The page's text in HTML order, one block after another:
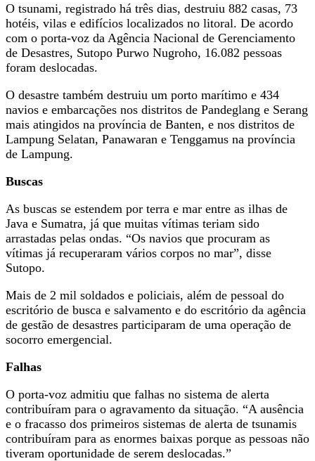
O tsunami, registrado há três dias, destruiu 882 casas, 73
hotéis, vilas e edifícios localizados no litoral. De acordo
com o porta-voz da Agência Nacional de Gerenciamento
de Desastres, Sutopo Purwo Nugroho, 16.082 pessoas
foram deslocadas.
O desastre também destruiu um porto marítimo e 434
navios e embarcações nos distritos de Pandeglang e Serang
mais atingidos na província de Banten, e nos distritos de
Lampung Selatan, Panawaran e Tenggamus na província
de Lampung.
Buscas
As buscas se estendem por terra e mar entre as ilhas de
Java e Sumatra, já que muitas vítimas teriam sido
arrastadas pelas ondas. “Os navios que procuram as
vítimas já recuperaram vários corpos no mar”, disse
Sutopo.
Mais de 2 mil soldados e policiais, além de pessoal do
escritório de busca e salvamento e do escritório da agência
de gestão de desastres participaram de uma operação de
socorro emergencial.
Falhas
O porta-voz admitiu que falhas no sistema de alerta
contribuíram para o agravamento da situação. “A ausência
e o fracasso dos primeiros sistemas de alerta de tsunamis
contribuíram para as enormes baixas porque as pessoas não
tiveram oportunidade de serem deslocadas.”